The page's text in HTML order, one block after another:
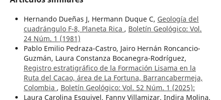
Hernando Dueñas J, Hermann Duque C, Geología del
cuadrángulo F-8, Planeta Rica , Boletín Geológico: Vol.
24 Núm. 1 (1981)
Pablo Emilio Pedraza-Castro, Jairo Hernán Roncancio-
Guzmán, Laura Constanza Bocanegra-Rodríguez,
Registro estratigráfico de la Formación Lisama en la
Ruta del Cacao, área de La Fortuna, Barrancabermeja,
Colombia , Boletín Geológico: Vol. 52 Núm. 1 (2025):
Laura Carolina Esquivel, Fanny Villamizar, Indira Molina,